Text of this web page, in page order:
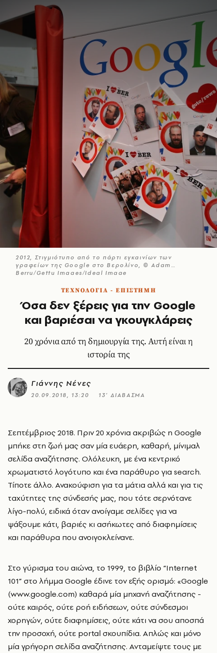
2012, Στιγμιότυπο από το πάρτι εγκαινίων των
γραφείων της Google στο Βερολίνο, © Adam
Berry/Getty Images/Ideal Image
ΤΕΧΝΟΛΟΓΙΑ - ΕΠΙΣΤΗΜΗ
Όσα δεν ξέρεις για την Google
και βαριέσαι να γκουγκλάρεις
20 χρόνια από τη δημιουργία της. Αυτή είναι η
ιστορία της
Γιάννης Νένες
20.09.2018, 13:20 13’ ΔΙΑΒΑΣΜΑ
Σεπτέμβριος 2018. Πριν 20 χρόνια ακριβώς η Google
μπήκε στη ζωή μας σαν μία ευάερη, καθαρή, μίνιμαλ
σελίδα αναζήτησης. Ολόλευκη, με ένα κεντρικό
χρωματιστό λογότυπο και ένα παράθυρο για search.
Τίποτε άλλο. Ανακούφιση για τα μάτια αλλά και για τις
ταχύτητες της σύνδεσής μας, που τότε σερνότανε
λίγο-πολύ, ειδικά όταν ανοίγαμε σελίδες για να
ψάξουμε κάτι, βαριές κι ασήκωτες από διαφημίσεις
και παράθυρα που ανοιγοκλείνανε.
Στο γύρισμα του αιώνα, το 1999, το βιβλίο “Internet
101” στο λήμμα Google έδινε τον εξής ορισμό: «Google
(www.google.com) καθαρά μία μηχανή αναζήτησης -
ούτε καιρός, ούτε ροή ειδήσεων, ούτε σύνδεσμοι
χορηγών, ούτε διαφημίσεις, ούτε κάτι να σου αποσπά
την προσοχή, ούτε portal σκουπίδια. Απλώς και μόνο
μία γρήγορη σελίδα αναζήτησης. Ανταμείψτε τους με